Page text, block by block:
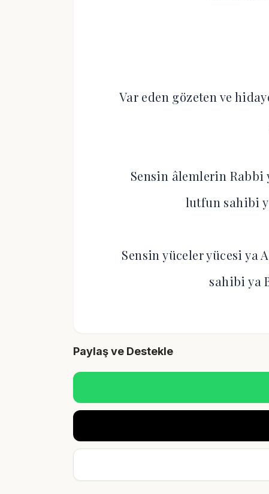
Var eden gözeten ve
Sensin âlemlerin Rabbi
lutfun sahibi
Sensin yüceler yücesi ya
sahibi ya
Paylaş ve Destekle